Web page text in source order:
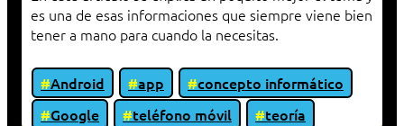
es una de esas informaciones que siempre viene bien
tener a mano para cuando la necesitas.
Android app
concepto informático
Google
teléfono móvil
teoría